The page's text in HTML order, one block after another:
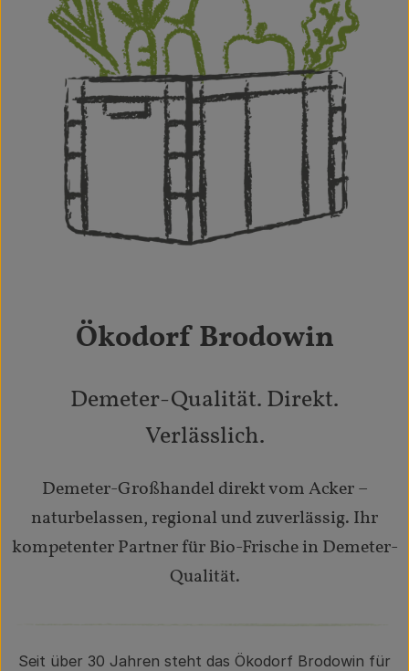
Kunde werden
Service & Logistik
Kontakt
Ökodorf Brodowin
Demeter-Qualität. Direkt.
Verlässlich.
Demeter-Großhandel direkt vom Acker –
naturbelassen, regional und zuverlässig. Ihr
kompetenter Partner für Bio-Frische in Demeter-
Qualität.
Seit über 30 Jahren steht das Ökodorf Brodowin für